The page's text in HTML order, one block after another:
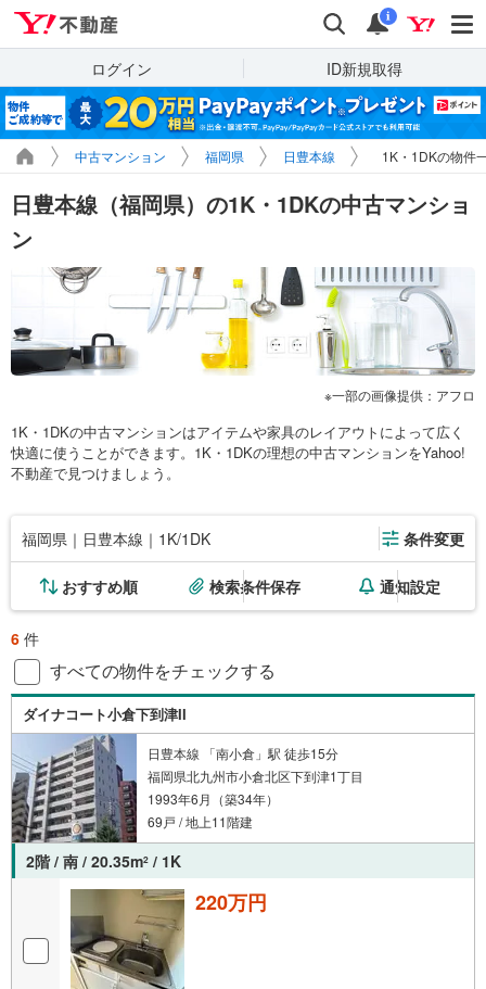
検索 通知
i
ログイン ID新規取得
中古マンション 福岡県 日豊本線 1K・1DKの物件
日豊本線（福岡県）の1K・1DKの中古マンショ
ン
一部の画像提供：アフロ
1K・1DKの中古マンションはアイテムや家具のレイアウトによって広く
快適に使うことができます。1K・1DKの理想の中古マンションをYahoo!
不動産で見つけましょう。
福岡県｜日豊本線｜1K/1DK 条件変更
おすすめ順 検索条件保存 通知設定
6 件
すべての物件をチェックする
ダイナコート小倉下到津II
日豊本線 「南小倉」駅 徒歩15分
福岡県北九州市小倉北区下到津1丁目
1993年6月（築34年）
69戸 / 地上11階建
2階 / 南 / 20.35m2 / 1K
220万円